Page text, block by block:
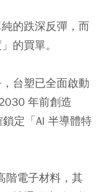
的跌深反彈，而
的買單。
台塑已全面啟動
年前創造
定「AI 半導體特
階電子材料，其